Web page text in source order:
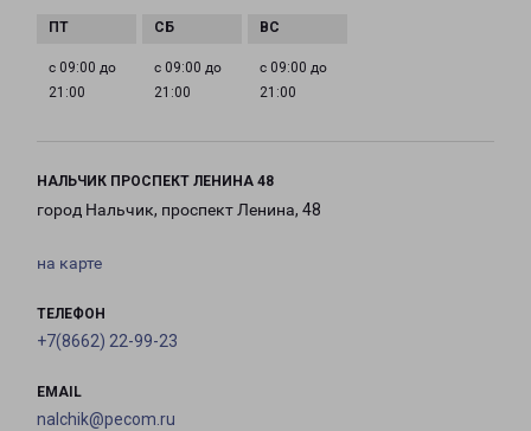
с 09:00 до
21:00
с 09:00 до
21:00
с 09:00 до
21:00
НАЛЬЧИК ПРОСПЕКТ ЛЕНИНА 48
город Нальчик, проспект Ленина, 48
на карте
ТЕЛЕФОН
+7(8662) 22-99-23
EMAIL
nalchik@pecom.ru